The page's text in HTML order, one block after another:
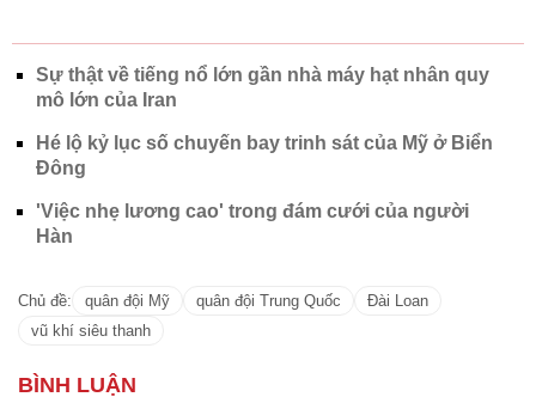
Sự thật về tiếng nổ lớn gần nhà máy hạt nhân quy
mô lớn của Iran
Hé lộ kỷ lục số chuyến bay trinh sát của Mỹ ở Biển
Đông
'Việc nhẹ lương cao' trong đám cưới của người
Hàn
Chủ đề: quân đội Mỹ quân đội Trung Quốc
Đài Loan
vũ khí siêu thanh